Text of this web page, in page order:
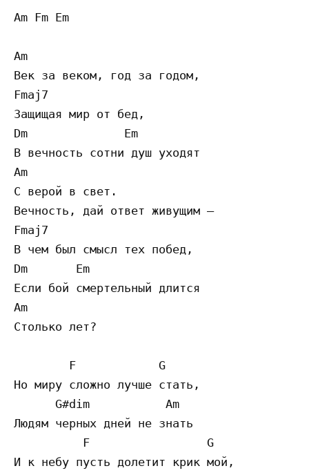
Am Fm Em
Am
Век за веком, год за годом,
Fmaj7
Защищая мир от бед,
Dm              Em
В вечность сотни душ уходят
Am
С верой в свет.
Вечность, дай ответ живущим –
Fmaj7
В чем был смысл тех побед,
Dm       Em
Если бой смертельный длится
Am
Столько лет?
        F            G
Но миру сложно лучше стать,
      G#dim           Am
Людям черных дней не знать
          F                 G
И к небу пусть долетит крик мой,